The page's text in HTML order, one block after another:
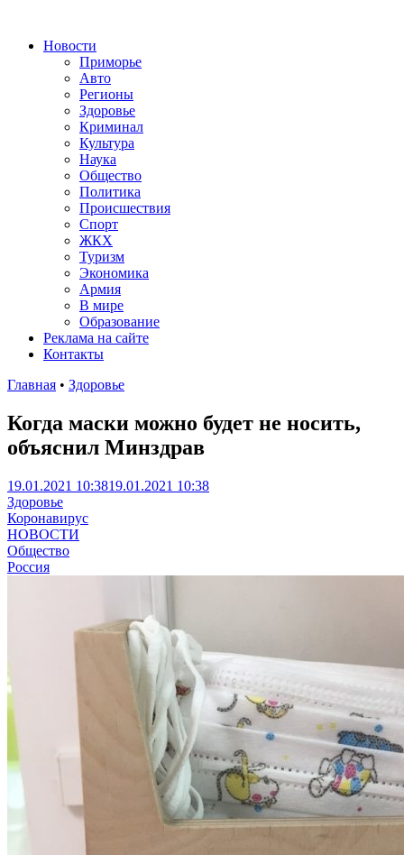
Новости
Приморье
Авто
Регионы
Здоровье
Криминал
Культура
Наука
Общество
Политика
Происшествия
Спорт
ЖКХ
Туризм
Экономика
Армия
В мире
Образование
Реклама на сайте
Контакты
Главная • Здоровье
Когда маски можно будет не носить,
объяснил Минздрав
19.01.2021 10:3819.01.2021 10:38
Здоровье
Коронавирус
НОВОСТИ
Общество
Россия